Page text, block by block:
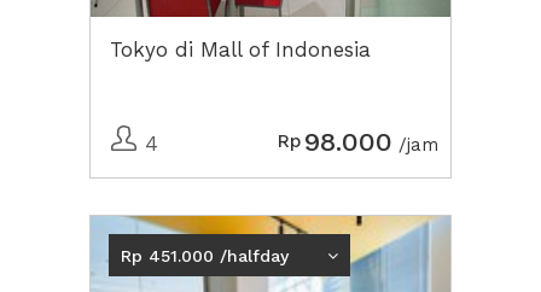
Tokyo di Mall of Indonesia
4 Rp 98.000 /jam
Rp 451.000 /halfday